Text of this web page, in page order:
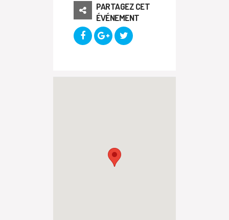
PARTAGEZ CET
ÉVÉNEMENT